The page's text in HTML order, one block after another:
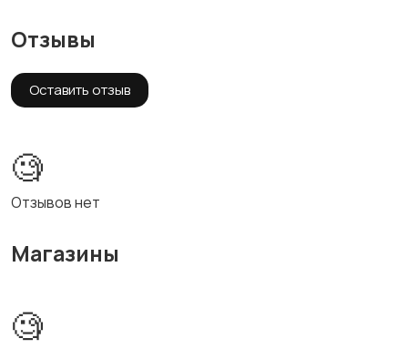
Отзывы
Оставить отзыв
🧐
Отзывов нет
Магазины
🧐